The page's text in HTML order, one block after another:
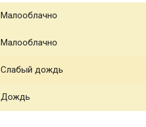
Малооблачно
Малооблачно
Слабый дождь
Дождь